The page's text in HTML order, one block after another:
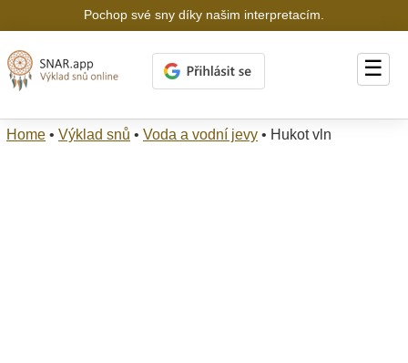
Pochop své sny díky našim interpretacím.
☰
Home • Výklad snů • Voda a vodní jevy • Hukot vln